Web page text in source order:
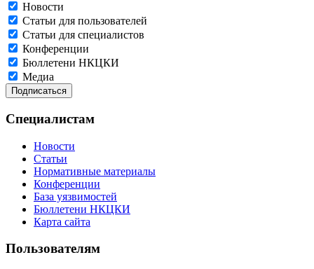
Новости
Статьи для пользователей
Статьи для специалистов
Конференции
Бюллетени НКЦКИ
Медиа
Специалистам
Новости
Статьи
Нормативные материалы
Конференции
База уязвимостей
Бюллетени НКЦКИ
Карта сайта
Пользователям